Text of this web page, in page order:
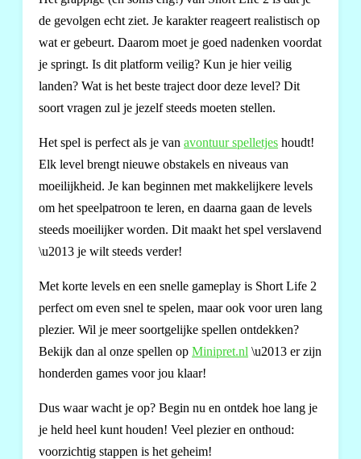
de gevolgen echt ziet. Je karakter reageert realistisch op
wat er gebeurt. Daarom moet je goed nadenken voordat
je springt. Is dit platform veilig? Kun je hier veilig
landen? Wat is het beste traject door deze level? Dit
soort vragen zul je jezelf steeds moeten stellen.
Het spel is perfect als je van avontuur spelletjes houdt!
Elk level brengt nieuwe obstakels en niveaus van
moeilijkheid. Je kan beginnen met makkelijkere levels
om het speelpatroon te leren, en daarna gaan de levels
steeds moeilijker worden. Dit maakt het spel verslavend
\u2013 je wilt steeds verder!
Met korte levels en een snelle gameplay is Short Life 2
perfect om even snel te spelen, maar ook voor uren lang
plezier. Wil je meer soortgelijke spellen ontdekken?
Bekijk dan al onze spellen op Minipret.nl \u2013 er zijn
honderden games voor jou klaar!
Dus waar wacht je op? Begin nu en ontdek hoe lang je
je held heel kunt houden! Veel plezier en onthoud:
voorzichtig stappen is het geheim!